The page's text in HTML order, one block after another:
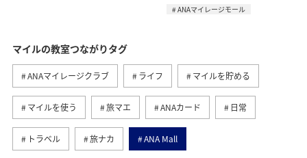
ANAマイレージモール
マイルの教室つながりタグ
ANAマイレージクラブ ライフ マイルを貯める
マイルを使う 旅マエ ANAカード 日常
トラベル 旅ナカ ANA Mall